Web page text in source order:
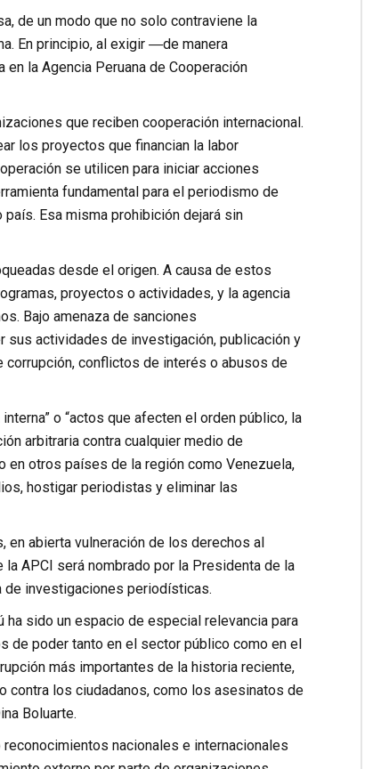
de un modo que no solo contraviene la
En principio, al exigir ―de manera
la Agencia Peruana de Cooperación
que reciben cooperación internacional.
los proyectos que financian la labor
se utilicen para iniciar acciones
fundamental para el periodismo de
Esa misma prohibición dejará sin
desde el origen. A causa de estos
proyectos o actividades, y la agencia
Bajo amenaza de sanciones
actividades de investigación, publicación y
conflictos de interés o abusos de
o “actos que afecten el orden público, la
arbitraria contra cualquier medio de
en otros países de la región como Venezuela,
hostigar periodistas y eliminar las
abierta vulneración de los derechos al
APCI será nombrado por la Presidenta de la
de investigaciones periodísticas.
ha sido un espacio de especial relevancia para
de poder tanto en el sector público como en el
más importantes de la historia reciente,
contra los ciudadanos, como los asesinatos de
Boluarte.
nacionales e internacionales